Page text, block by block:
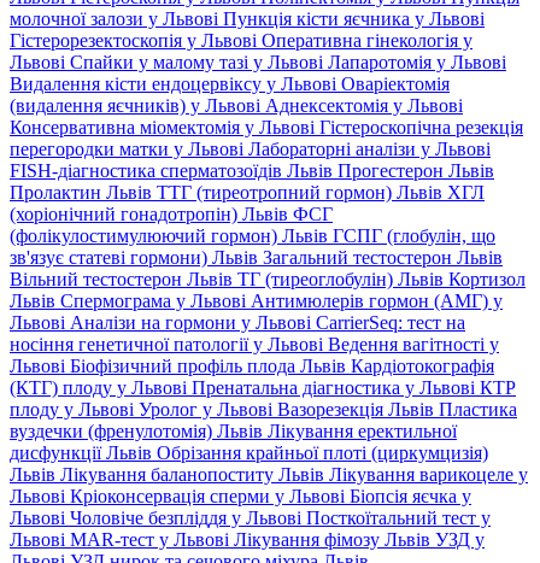
молочної залози у Львові Пункція кісти яєчника у Львові
Гістерорезектоскопія у Львові Оперативна гінекологія у
Львові Спайки у малому тазі у Львові Лапаротомія у Львові
Видалення кісти ендоцервіксу у Львові Оваріектомія
(видалення яєчників) у Львові Аднексектомія у Львові
Консервативна міомектомія у Львові Гістероскопічна резекція
перегородки матки у Львові Лабораторні аналізи у Львові
FISH-діагностика сперматозоїдів Львів Прогестерон Львів
Пролактин Львів ТТГ (тиреотропний гормон) Львів ХГЛ
(хоріонічний гонадотропін) Львів ФСГ
(фолікулостимулюючий гормон) Львів ГСПГ (глобулін, що
зв'язує статеві гормони) Львів Загальний тестостерон Львів
Вільний тестостерон Львів ТГ (тиреоглобулін) Львів Кортизол
Львів Спермограма у Львові Антимюлерів гормон (АМГ) у
Львові Аналізи на гормони у Львові CarrierSeq: тест на
носіння генетичної патології у Львові Ведення вагітності у
Львові Біофізичний профіль плода Львів Кардіотокографія
(КТГ) плоду у Львові Пренатальна діагностика у Львові КТР
плоду у Львові Уролог у Львові Вазорезекція Львів Пластика
вуздечки (френулотомія) Львів Лікування еректильної
дисфункції Львів Обрізання крайньої плоті (циркумцизія)
Львів Лікування баланопоститу Львів Лікування варикоцеле у
Львові Кріоконсервація сперми у Львові Біопсія яєчка у
Львові Чоловіче безпліддя у Львові Посткоїтальний тест у
Львові MAR-тест у Львові Лікування фімозу Львів УЗД у